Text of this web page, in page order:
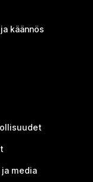
käännös
media